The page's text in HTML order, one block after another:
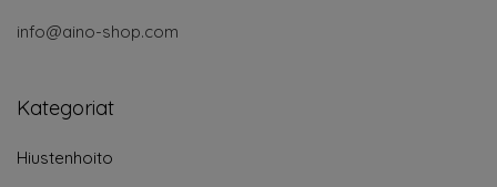
info@aino-shop.com
Kategoriat
Hiustenhoito